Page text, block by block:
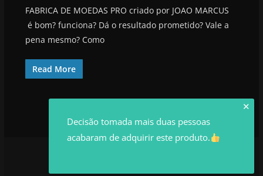
FABRICA DE MOEDAS PRO criado por JOAO MARCUS
é bom? funciona? Dá o resultado prometido? Vale a
pena mesmo? Como
Read More
✕
Decisão tomada mais duas pessoas
acabaram de adquirir este produto.